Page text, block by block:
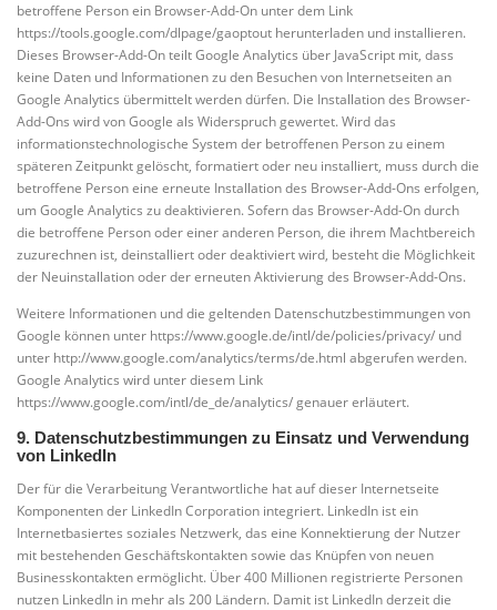
betroffene Person ein Browser-Add-On unter dem Link
https://tools.google.com/dlpage/gaoptout herunterladen und installieren.
Dieses Browser-Add-On teilt Google Analytics über JavaScript mit, dass
keine Daten und Informationen zu den Besuchen von Internetseiten an
Google Analytics übermittelt werden dürfen. Die Installation des Browser-
Add-Ons wird von Google als Widerspruch gewertet. Wird das
informationstechnologische System der betroffenen Person zu einem
späteren Zeitpunkt gelöscht, formatiert oder neu installiert, muss durch die
betroffene Person eine erneute Installation des Browser-Add-Ons erfolgen,
um Google Analytics zu deaktivieren. Sofern das Browser-Add-On durch
die betroffene Person oder einer anderen Person, die ihrem Machtbereich
zuzurechnen ist, deinstalliert oder deaktiviert wird, besteht die Möglichkeit
der Neuinstallation oder der erneuten Aktivierung des Browser-Add-Ons.
Weitere Informationen und die geltenden Datenschutzbestimmungen von
Google können unter https://www.google.de/intl/de/policies/privacy/ und
unter http://www.google.com/analytics/terms/de.html abgerufen werden.
Google Analytics wird unter diesem Link
https://www.google.com/intl/de_de/analytics/ genauer erläutert.
9. Datenschutzbestimmungen zu Einsatz und Verwendung
von LinkedIn
Der für die Verarbeitung Verantwortliche hat auf dieser Internetseite
Komponenten der LinkedIn Corporation integriert. LinkedIn ist ein
Internetbasiertes soziales Netzwerk, das eine Konnektierung der Nutzer
mit bestehenden Geschäftskontakten sowie das Knüpfen von neuen
Businesskontakten ermöglicht. Über 400 Millionen registrierte Personen
nutzen LinkedIn in mehr als 200 Ländern. Damit ist LinkedIn derzeit die